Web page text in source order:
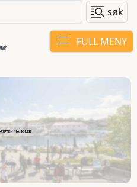
søk
FULL MENY